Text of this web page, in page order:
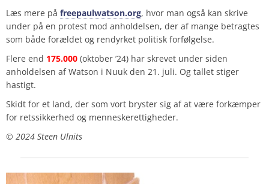
Læs mere på freepaulwatson.org, hvor man også kan skrive
under på en protest mod anholdelsen, der af mange betragtes
som både forældet og rendyrket politisk forfølgelse.
Flere end 175.000 (oktober ’24) har skrevet under siden
anholdelsen af Watson i Nuuk den 21. juli. Og tallet stiger
hastigt.
Skidt for et land, der som vort bryster sig af at være forkæmper
for retssikkerhed og menneskerettigheder.
©️ 2024 Steen Ulnits